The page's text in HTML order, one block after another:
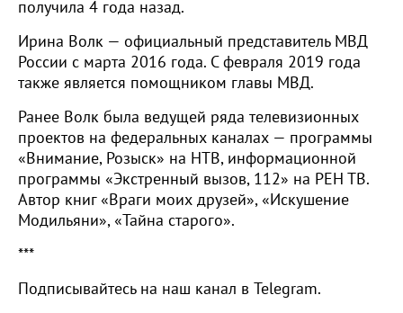
получила 4 года назад.
Ирина Волк — официальный представитель МВД
России с марта 2016 года. С февраля 2019 года
также является помощником главы МВД.
Ранее Волк была ведущей ряда телевизионных
проектов на федеральных каналах — программы
«Внимание, Розыск» на НТВ, информационной
программы «Экстренный вызов, 112» на РЕН ТВ.
Автор книг «Враги моих друзей», «Искушение
Модильяни», «Тайна старого».
***
Подписывайтесь на наш канал в Telegram.